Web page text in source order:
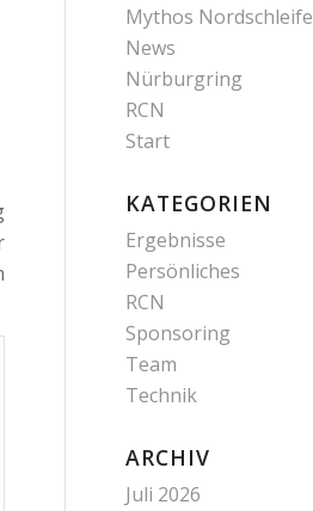
Mythos Nordschleife
News
Nürburgring
RCN
Start
KATEGORIEN
Ergebnisse
Persönliches
RCN
Sponsoring
Team
Technik
ARCHIV
Juli 2026